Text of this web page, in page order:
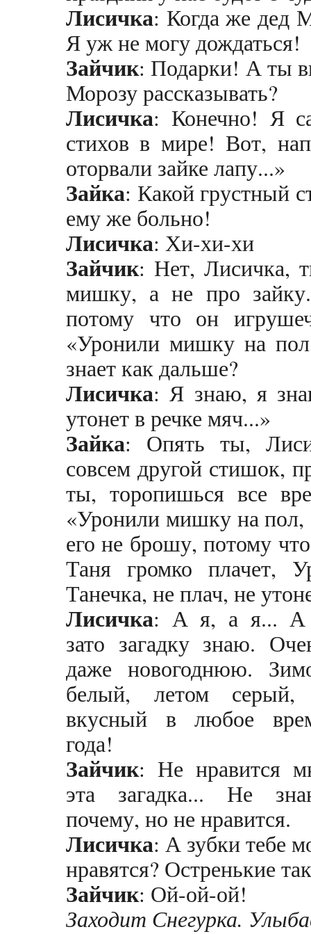
Лисичка: Когда же дед
Я уж не могу дождаться!
Зайчик: Подарки! А ты
Морозу рассказывать?
Лисичка: Конечно! Я
стихов в мире! Вот,
оторвали зайке лапу...»
Зайка: Какой грустный
ему же больно!
Лисичка: Хи-хи-хи
Зайчик: Нет, Лисичка,
мишку, а не про
потому что он
«Уронили мишку на
знает как дальше?
Лисичка: Я знаю, я
утонет в речке мяч...»
Зайка: Опять ты,
совсем другой стишок,
ты, торопишься все
«Уронили мишку на пол,
его не брошу, потому
Таня громко плачет,
Танечка, не плач, не
Лисичка: А я, а я...
зато загадку знаю.
даже новогоднюю.
белый, летом
вкусный в любое
года!
Зайчик: Не нравится
эта загадка... Не
почему, но не нравится.
Лисичка: А зубки тебе
нравятся? Остренькие
Зайчик: Ой-ой-ой!
Заходит Снегурка.